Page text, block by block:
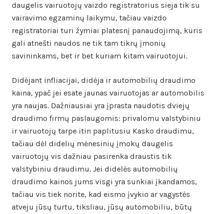
daugelis vairuotojų vaizdo registratorius sieja tik su
vairavimo egzaminų laikymu, tačiau vaizdo
registratoriai turi žymiai platesnį panaudojimą, kuris
gali atnešti naudos ne tik tam tikrų įmonių
savininkams, bet ir bet kuriam kitam vairuotojui.
Didėjant infliacijai, didėja ir automobilių draudimo
kaina, ypač jei esate jaunas vairuotojas ar automobilis
yra naujas. Dažniausiai yra įprasta naudotis dviejų
draudimo firmų paslaugomis: privalomu valstybiniu
ir vairuotojų tarpe itin paplitusiu Kasko draudimu,
tačiau dėl didelių mėnesinių įmokų daugelis
vairuotojų vis dažniau pasirenka draustis tik
valstybiniu draudimu. Jei didelės automobilių
draudimo kainos jums visgi yra sunkiai įkandamos,
tačiau vis tiek norite, kad eismo įvykio ar vagystės
atveju jūsų turtu, tiksliau, jūsų automobiliu, būtų